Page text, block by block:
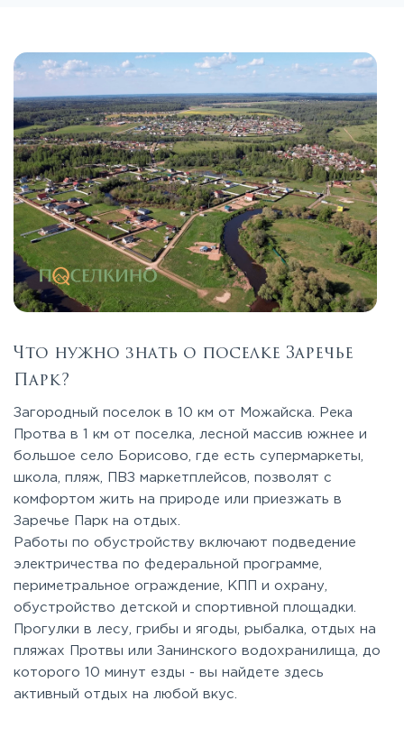
Что нужно знать о поселке Заречье
Парк?
Загородный поселок в 10 км от Можайска. Река
Протва в 1 км от поселка, лесной массив южнее и
большое село Борисово, где есть супермаркеты,
школа, пляж, ПВЗ маркетплейсов, позволят с
комфортом жить на природе или приезжать в
Заречье Парк на отдых.
Работы по обустройству включают подведение
электричества по федеральной программе,
периметральное ограждение, КПП и охрану,
обустройство детской и спортивной площадки.
Прогулки в лесу, грибы и ягоды, рыбалка, отдых на
пляжах Протвы или Занинского водохранилища, до
которого 10 минут езды - вы найдете здесь
активный отдых на любой вкус.